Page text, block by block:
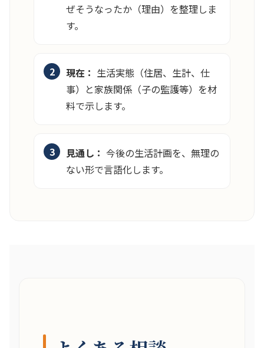
ぜそうなったか（理由）を整理しま
す。
現在： 生活実態（住居、生計、仕
事）と家族関係（子の監護等）を材
料で示します。
見通し： 今後の生活計画を、無理の
ない形で言語化します。